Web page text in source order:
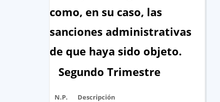
como, en su caso, las
sanciones administrativas
de que haya sido objeto.
Segundo Trimestre
N.P. Descripción